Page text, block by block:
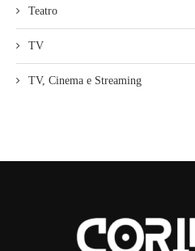
Teatro
TV
TV, Cinema e Streaming